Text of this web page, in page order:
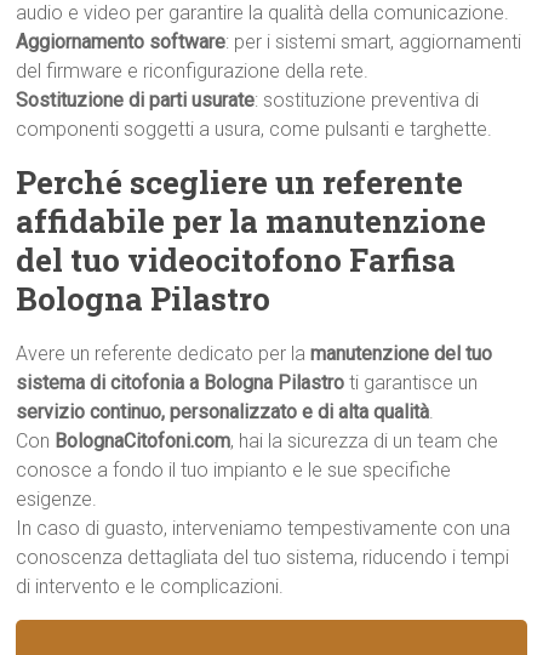
audio e video per garantire la qualità della comunicazione.
Aggiornamento software: per i sistemi smart, aggiornamenti
del firmware e riconfigurazione della rete.
Sostituzione di parti usurate: sostituzione preventiva di
componenti soggetti a usura, come pulsanti e targhette.
Perché scegliere un referente
affidabile per la manutenzione
del tuo videocitofono Farfisa
Bologna Pilastro
Avere un referente dedicato per lamanutenzione del tuo
sistema di citofonia a Bologna Pilastro ti garantisce un
servizio continuo, personalizzato e di alta qualità.
Con BolognaCitofoni.com, hai la sicurezza di un team che
conosce a fondo il tuo impianto e le sue specifiche
esigenze.
In caso di guasto, interveniamo tempestivamente con una
conoscenza dettagliata del tuo sistema, riducendo i tempi
di intervento e le complicazioni.